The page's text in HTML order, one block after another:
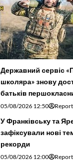
Державний сервіс
школяра» знову
батьків
05/08/2026 12:50
У Франківську та
зафіксували нові
рекорди
05/08/2026 12:00